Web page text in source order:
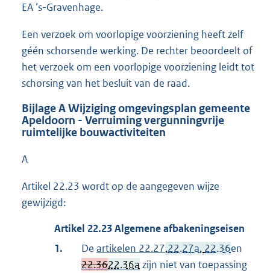
EA ’s-Gravenhage.
Een verzoek om voorlopige voorziening heeft zelf
géén schorsende werking. De rechter beoordeelt of
het verzoek om een voorlopige voorziening leidt tot
schorsing van het besluit van de raad.
BijlageAWijziging omgevingsplan gemeente
Apeldoorn - Verruiming vergunningvrije
ruimtelijke bouwactiviteiten
A
Artikel 22.23 wordt op de aangegeven wijze
gewijzigd:
Artikel 22.23Algemene afbakeningseisen
1.
De artikelen 22.27,22.27a, 22.36en
22.3622.36a zijn niet van toepassing